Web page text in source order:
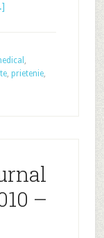
,
, prietenie,
–